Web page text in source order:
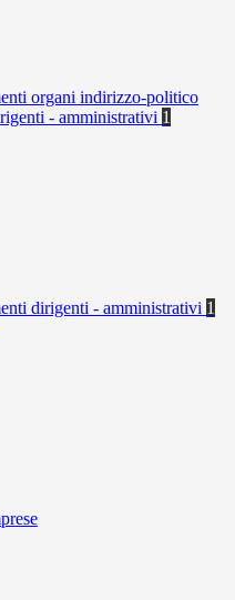
organi indirizzo-politico
- amministrativi 1
dirigenti - amministrativi 1